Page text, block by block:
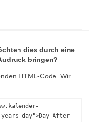
dies durch eine
bringen?
HTML-Code. Wir
day">Day After